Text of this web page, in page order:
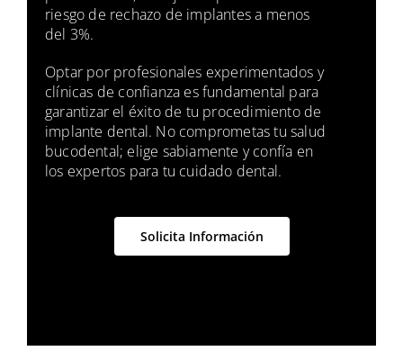
riesgo de rechazo de implantes a menos
del 3%.
Optar por profesionales experimentados y
clínicas de confianza es fundamental para
garantizar el éxito de tu procedimiento de
implante dental. No comprometas tu salud
bucodental; elige sabiamente y confía en
los expertos para tu cuidado dental.
Solicita Información